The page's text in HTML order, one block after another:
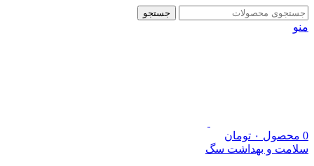
جستجو
منو
0 محصول ۰ تومان
سلامت و بهداشت سگ